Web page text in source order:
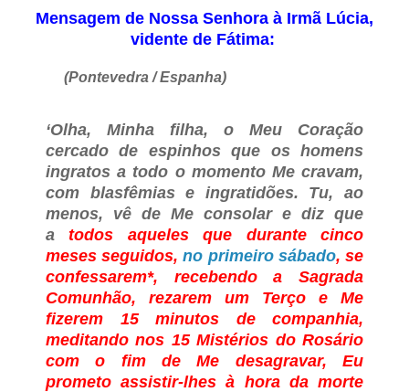
Mensagem de Nossa Senhora à Irmã Lúcia,
vidente de Fátima:
(Pontevedra / Espanha)
‘Olha, Minha filha, o Meu Coração
cercado de espinhos que os homens
ingratos a todo o momento Me cravam,
com blasfêmias e ingratidões. Tu, ao
menos, vê de Me consolar e diz que
atodos aqueles que durante cinco
meses seguidos,no primeiro sábado, se
confessarem*, recebendo a Sagrada
Comunhão, rezarem um Terço e Me
fizerem 15 minutos de companhia,
meditando nos 15 Mistérios do Rosário
com o fim de Me desagravar, Eu
prometo assistir-lhes à hora da morte